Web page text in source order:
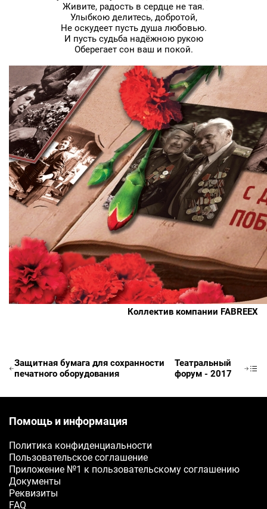
Живите, радость в сердце не тая.
Улыбкою делитесь, добротой,
Не оскудеет пусть душа любовью.
И пусть судьба надёжною рукою
Оберегает сон ваш и покой.
Коллектив компании FABREEX
Защитная бумага для сохранности
печатного оборудования
Театральный
форум - 2017
Заявка на бесплатные
Телефон
Ваш телефон
Помощь и информация
Политика конфиденциальности
Пользовательское соглашение
Приложение №1 к пользовательскому соглашению
Документы
Реквизиты
FAQ